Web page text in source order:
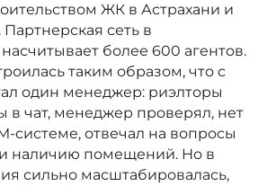
ЖК в Астрахани и
сеть в
более 600 агентов.
таким образом, что с
один менеджер: риэлторы
в чат, менеджер проверял, нет
системе, отвечал на вопросы
и наличию помещений. Но в
сильно масштабировалась,